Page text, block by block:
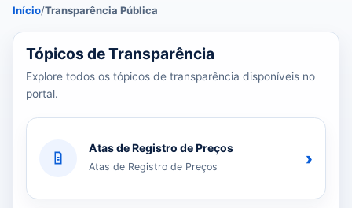
Início/Transparência Pública
39 tópicos carregados do banco de dados.
Tópicos de Transparência
Explore todos os tópicos de transparência disponíveis no
portal.
Atas de Registro de Preços
Atas de Registro de Preços ›